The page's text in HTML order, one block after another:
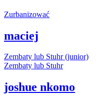
Zurbanizować
maciej
Zembaty lub Stuhr (junior)
Zembaty lub Stuhr
joshue nkomo